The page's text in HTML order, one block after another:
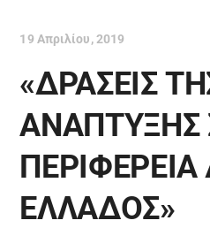
19 Απριλίου, 2019
«ΔΡΑΣΕΙΣ
ΑΝΑΠΤΥΞΗΣ
ΠΕΡΙΦΕΡΕΙΑ
ΕΛΛΑΔΟΣ»